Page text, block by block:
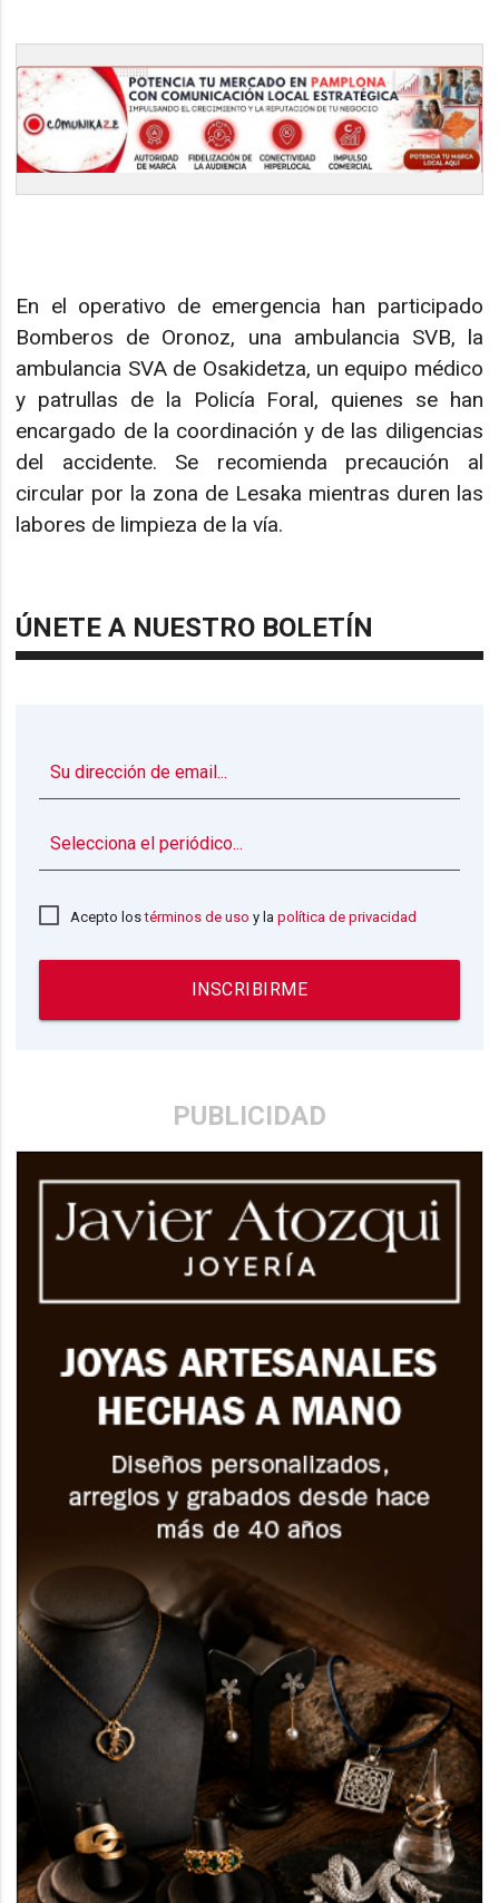
En el operativo de emergencia han participado
Bomberos de Oronoz, una ambulancia SVB, la
ambulancia SVA de Osakidetza, un equipo médico
y patrullas de la Policía Foral, quienes se han
encargado de la coordinación y de las diligencias
del accidente. Se recomienda precaución al
circular por la zona de Lesaka mientras duren las
labores de limpieza de la vía.
ÚNETE A NUESTRO BOLETÍN
Acepto lostérminos de uso y lapolítica de privacidad
INSCRIBIRME
PUBLICIDAD